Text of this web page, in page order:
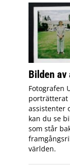
Bilden
Fotografen
porträtterat
assistenter
kan du se
som står
världen.